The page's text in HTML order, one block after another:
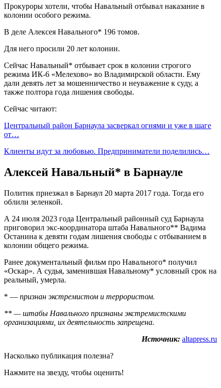
Прокуроры хотели, чтобы Навальный отбывал наказание в
колонии особого режима.
В деле Алексея Навального* 196 томов.
Для него просили 20 лет колонии.
Сейчас Навальный* отбывает срок в колонии строгого
режима ИК-6 «Мелехово» во Владимирской области. Ему
дали девять лет за мошенничество и неуважение к суду, а
также полтора года лишения свободы.
Сейчас читают:
Центральный район Барнаула засверкал огнями и уже в шаге
от…
Клиенты идут за любовью. Предприниматели поделились…
Алексей Навальный* в Барнауле
Политик приезжал в Барнаул 20 марта 2017 года. Тогда его
облили зеленкой.
А 24 июля 2023 года Центральный районный суд Барнаула
приговорил экс-координатора штаба Навального** Вадима
Останина к девяти годам лишения свободы с отбыванием в
колонии общего режима.
Ранее документальный фильм про Навального* получил
«Оскар». А судья, заменившая Навальному* условный срок на
реальный, умерла.
* — признан экстремистом и террористом.
** — штабы Навального признаны экстремистскими
организациями, их деятельность запрещена.
Источник: altapress.ru
Насколько публикация полезна?
Нажмите на звезду, чтобы оценить!